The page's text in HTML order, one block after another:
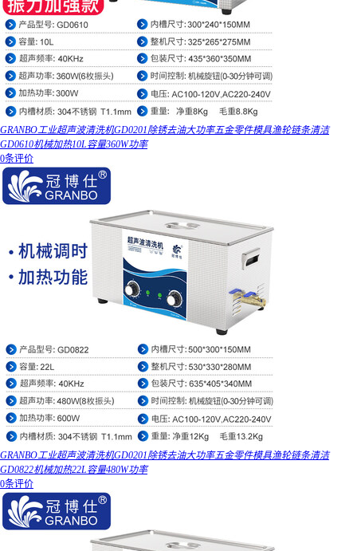
GRANBO工业超声波清洗机GD0201除锈去油大功率五金零件模具渔轮链条清洁
GD0610机械加热10L容量360W功率
0条评价
GRANBO工业超声波清洗机GD0201除锈去油大功率五金零件模具渔轮链条清洁
GD0822机械加热22L容量480W功率
0条评价